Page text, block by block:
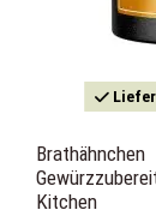
Brathähnchen
Kitchen